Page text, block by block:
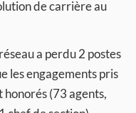
de carrière au
a perdu 2 postes
les engagements pris
(73 agents,